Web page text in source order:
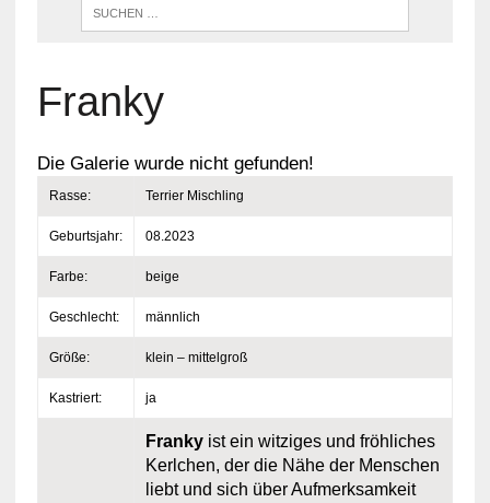
Franky
Die Galerie wurde nicht gefunden!
Rasse: Terrier Mischling
Geburtsjahr: 08.2023
Farbe: beige
Geschlecht: männlich
Größe: klein – mittelgroß
Kastriert: ja
Frankyist ein witziges und fröhliches
Kerlchen, der die Nähe der Menschen
liebt und sich über Aufmerksamkeit